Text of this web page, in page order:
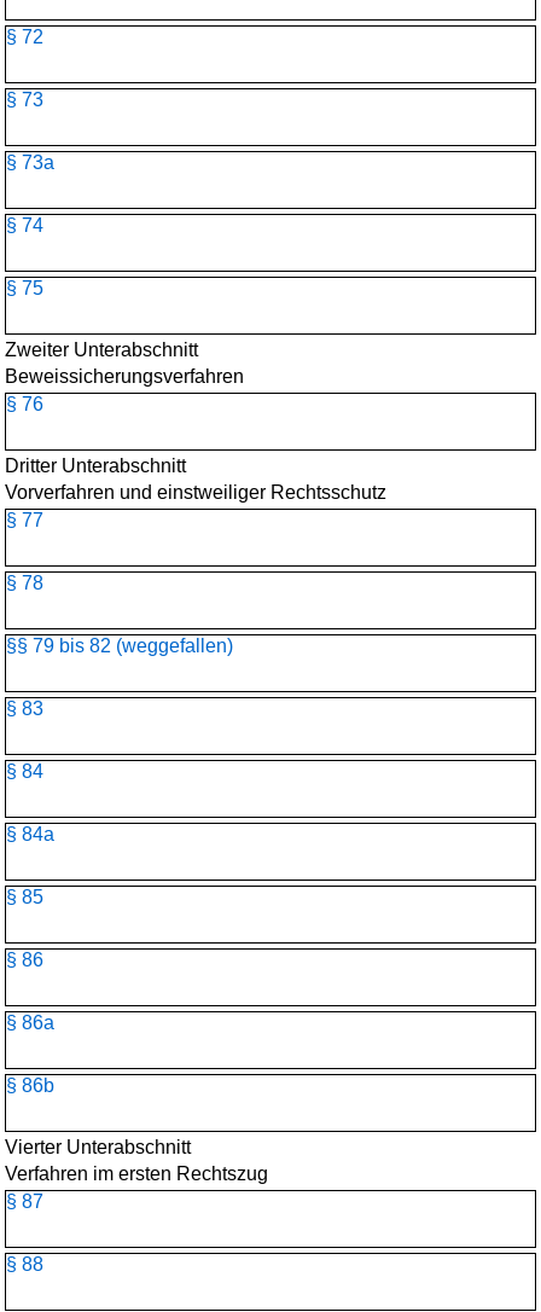
§ 72
§ 73
§ 73a
§ 74
§ 75
Zweiter Unterabschnitt
Beweissicherungsverfahren
§ 76
Dritter Unterabschnitt
Vorverfahren und einstweiliger Rechtsschutz
§ 77
§ 78
§§ 79 bis 82 (weggefallen)
§ 83
§ 84
§ 84a
§ 85
§ 86
§ 86a
§ 86b
Vierter Unterabschnitt
Verfahren im ersten Rechtszug
§ 87
§ 88